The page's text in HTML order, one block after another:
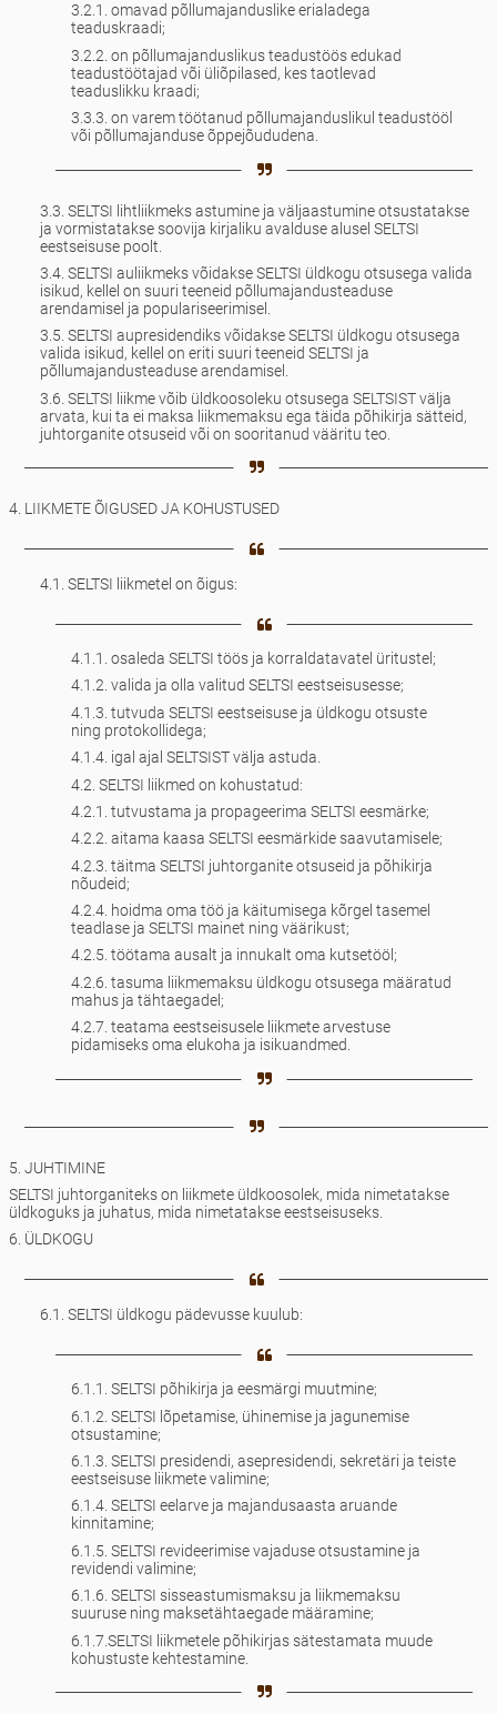
3.2.1. omavad põllumajanduslike erialadega
teaduskraadi;
3.2.2. on põllumajanduslikus teadustöös edukad
teadustöötajad või üliõpilased, kes taotlevad
teaduslikku kraadi;
3.3.3. on varem töötanud põllumajanduslikul teadustööl
või põllumajanduse õppejõududena.
3.3. SELTSI lihtliikmeks astumine ja väljaastumine otsustatakse
ja vormistatakse soovija kirjaliku avalduse alusel SELTSI
eestseisuse poolt.
3.4. SELTSI auliikmeks võidakse SELTSI üldkogu otsusega valida
isikud, kellel on suuri teeneid põllumajandusteaduse
arendamisel ja populariseerimisel.
3.5. SELTSI aupresidendiks võidakse SELTSI üldkogu otsusega
valida isikud, kellel on eriti suuri teeneid SELTSI ja
põllumajandusteaduse arendamisel.
3.6. SELTSI liikme võib üldkoosoleku otsusega SELTSIST välja
arvata, kui ta ei maksa liikmemaksu ega täida põhikirja sätteid,
juhtorganite otsuseid või on sooritanud vääritu teo.
4. LIIKMETE ÕIGUSED JA KOHUSTUSED
4.1. SELTSI liikmetel on õigus:
4.1.1. osaleda SELTSI töös ja korraldatavatel üritustel;
4.1.2. valida ja olla valitud SELTSI eestseisusesse;
4.1.3. tutvuda SELTSI eestseisuse ja üldkogu otsuste
ning protokollidega;
4.1.4. igal ajal SELTSIST välja astuda.
4.2. SELTSI liikmed on kohustatud:
4.2.1. tutvustama ja propageerima SELTSI eesmärke;
4.2.2. aitama kaasa SELTSI eesmärkide saavutamisele;
4.2.3. täitma SELTSI juhtorganite otsuseid ja põhikirja
nõudeid;
4.2.4. hoidma oma töö ja käitumisega kõrgel tasemel
teadlase ja SELTSI mainet ning väärikust;
4.2.5. töötama ausalt ja innukalt oma kutsetööl;
4.2.6. tasuma liikmemaksu üldkogu otsusega määratud
mahus ja tähtaegadel;
4.2.7. teatama eestseisusele liikmete arvestuse
pidamiseks oma elukoha ja isikuandmed.
5. JUHTIMINE
SELTSI juhtorganiteks on liikmete üldkoosolek, mida nimetatakse
üldkoguks ja juhatus, mida nimetatakse eestseisuseks.
6. ÜLDKOGU
6.1. SELTSI üldkogu pädevusse kuulub:
6.1.1. SELTSI põhikirja ja eesmärgi muutmine;
6.1.2. SELTSI lõpetamise, ühinemise ja jagunemise
otsustamine;
6.1.3. SELTSI presidendi, asepresidendi, sekretäri ja teiste
eestseisuse liikmete valimine;
6.1.4. SELTSI eelarve ja majandusaasta aruande
kinnitamine;
6.1.5. SELTSI revideerimise vajaduse otsustamine ja
revidendi valimine;
6.1.6. SELTSI sisseastumismaksu ja liikmemaksu
suuruse ning maksetähtaegade määramine;
6.1.7.SELTSI liikmetele põhikirjas sätestamata muude
kohustuste kehtestamine.